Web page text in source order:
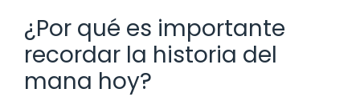
¿Por qué es importante
recordar la historia del
mana hoy?